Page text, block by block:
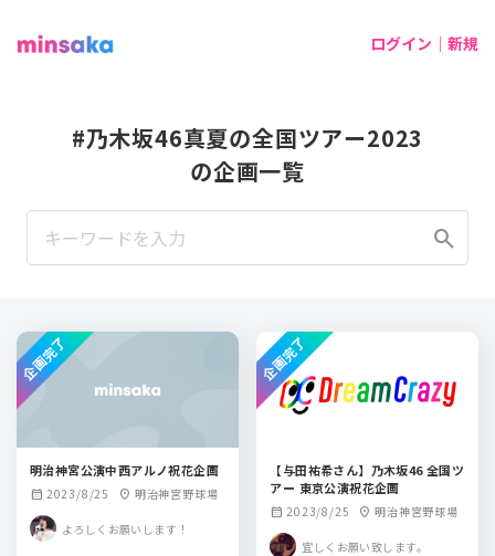
ログイン｜新規
#乃木坂46真夏の全国ツアー2023
の企画一覧
search
明治神宮公演中西アルノ祝花企画
calendar_month 2023/8/25 location_on 明治神宮野球場
よろしくお願いします！
企画完了
【与田祐希さん】乃木坂46 全国ツ
アー 東京公演祝花企画
calendar_month 2023/8/25 location_on 明治神宮野球場
宜しくお願い致します。
企画完了